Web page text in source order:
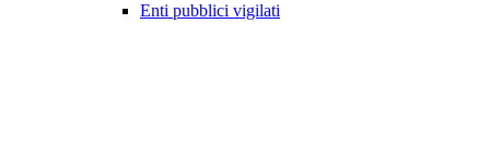
Enti pubblici vigilati